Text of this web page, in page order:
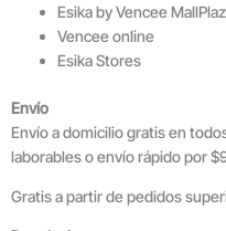
Esika by Vencee
Vencee online
Esika Stores
Envío
Envío a domicilio gratis en
laborables o envío rápido por
Gratis a partir de pedidos